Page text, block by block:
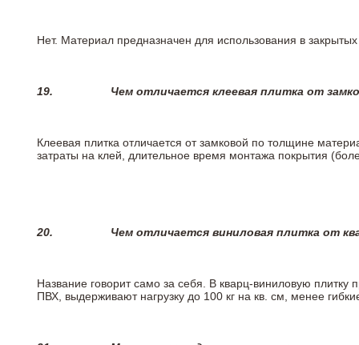
Нет. Материал предназначен для использования в
19. Чем отличается клеевая плитка от
Клеевая плитка отличается от замковой по толщине
затраты на клей, длительное время монтажа покрытия
20. Чем отличается виниловая плитка от
Название говорит само за себя. В кварц-виниловую
ПВХ, выдерживают нагрузку до 100 кг на кв. см, менее